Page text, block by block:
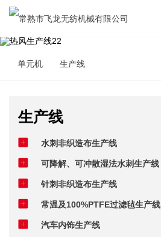
单元机 生产线
生产线
水刺非织造布生产线
可降解、可冲散湿法水刺生产线
针刺非织造布生产线
常温及100%PTFE过滤毡生产线
汽车内饰生产线